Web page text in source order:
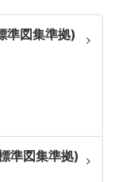
準図集準拠)
準図集準拠)